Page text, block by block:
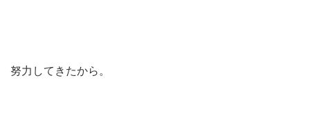
努力してきたから。